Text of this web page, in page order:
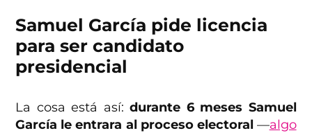
Samuel García pide licencia
para ser candidato
presidencial
La cosa está así:durante 6 meses Samuel
García le entrara al proceso electoral —algo